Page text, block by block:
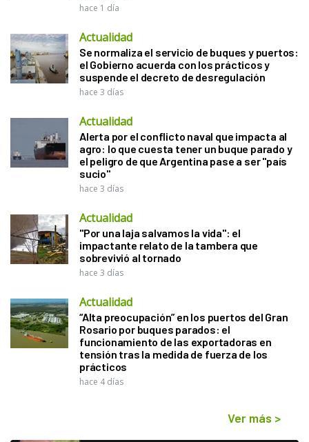
hace 1 día
Actualidad
Se normaliza el servicio de buques y puertos:
el Gobierno acuerda con los prácticos y
suspende el decreto de desregulación
hace 3 días
Actualidad
Alerta por el conflicto naval que impacta al
agro: lo que cuesta tener un buque parado y
el peligro de que Argentina pase a ser "país
sucio"
hace 3 días
Actualidad
"Por una laja salvamos la vida": el
impactante relato de la tambera que
sobrevivió al tornado
hace 3 días
Actualidad
“Alta preocupación” en los puertos del Gran
Rosario por buques parados: el
funcionamiento de las exportadoras en
tensión tras la medida de fuerza de los
prácticos
hace 4 días
Ver más >